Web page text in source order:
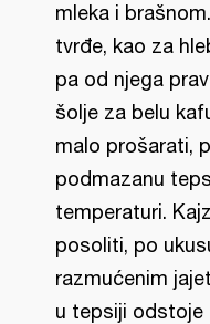
mleka i
tvrđe, kao za
pa od njega
šolje za belu
malo prošarati,
podmazanu
temperaturi.
posoliti, po
razmućenim
u tepsiji odstoje